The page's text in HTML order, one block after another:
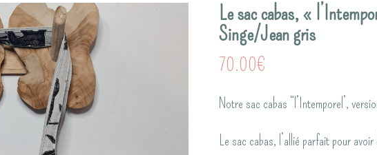
Le sac cabas, «
Singe/Jean gris
70.00€
Notre sac cabas “l’Intemporel’,
Le sac cabas, l’allié parfait pour